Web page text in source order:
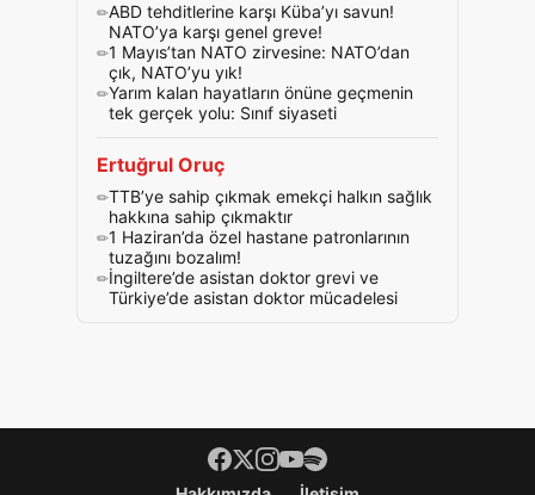
ABD tehditlerine karşı Küba’yı savun!
NATO’ya karşı genel greve!
1 Mayıs’tan NATO zirvesine: NATO’dan
çık, NATO’yu yık!
Yarım kalan hayatların önüne geçmenin
tek gerçek yolu: Sınıf siyaseti
Ertuğrul Oruç
TTB’ye sahip çıkmak emekçi halkın sağlık
hakkına sahip çıkmaktır
1 Haziran’da özel hastane patronlarının
tuzağını bozalım!
İngiltere’de asistan doktor grevi ve
Türkiye’de asistan doktor mücadelesi